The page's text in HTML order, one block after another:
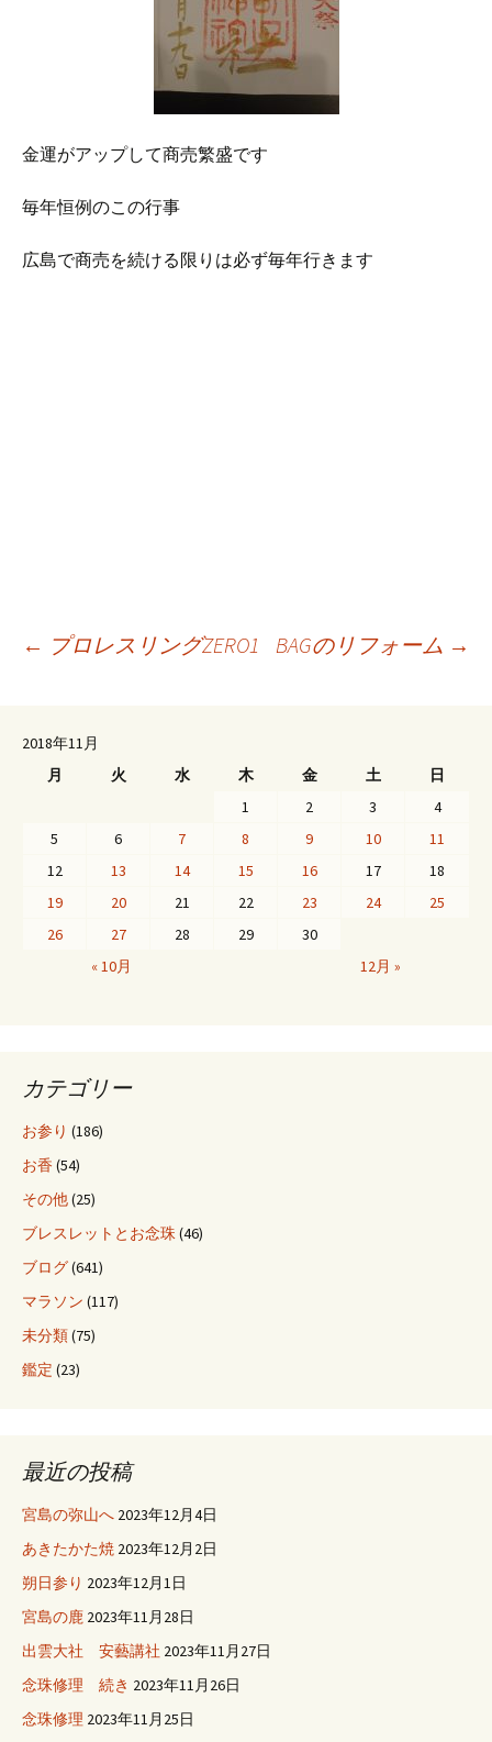
金運がアップして商売繁盛です
毎年恒例のこの行事
広島で商売を続ける限りは必ず毎年行きます
投
稿
ナ
ビ
ゲ
シ
ョ
ン
← プロレスリングZERO1 BAGのリフォーム →
2018年11月
月
火 水 木 金 土
日
1
2 3
4
5
6 7 8 9 10
11
12
13 14 15 16 17
18
19
20 21 22 23 24
25
26
27 28 29
30
« 10月
12月 »
カテゴリー
お参り (186)
お香(54)
その他(25)
ブレスレットとお念珠(46)
ブログ(641)
マラソン (117)
未分類(75)
鑑定 (23)
最近の投稿
宮島の弥山へ 2023年12月4日
あきたかた焼 2023年12月2日
朔日参り 2023年12月1日
宮島の鹿 2023年11月28日
出雲大社 安藝講社 2023年11月27日
念珠修理 続き 2023年11月26日
念珠修理 2023年11月25日